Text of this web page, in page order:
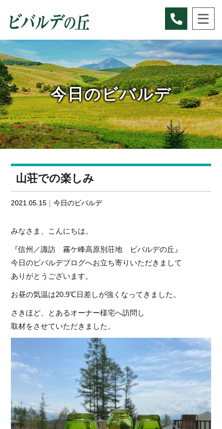
今日のビバルデ
山荘での楽しみ
2021.05.15 今日のビバルデ
みなさま、こんにちは。
『信州／諏訪 霧ケ峰高原別荘地 ビバルデの丘』
今日のビバルデブログへお立ち寄りいただきまして
ありがとうございます。
お昼の気温は20.9℃日差しが強くなってきました。
さきほど、とあるオーナー様宅へ訪問し
取材をさせていただきました。